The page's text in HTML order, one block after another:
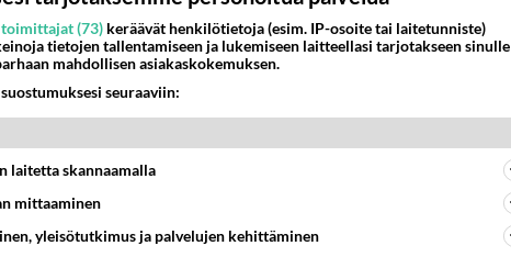
(73) keräävät henkilötietoja (esim. IP-osoite tai laitetunniste)
tietojen tallentamiseen ja lukemiseen laitteellasi tarjotakseen sinulle
mahdollisen asiakaskokemuksen.
seuraaviin:
laitetta skannaamalla
mittaaminen
yleisötutkimus ja palvelujen kehittäminen